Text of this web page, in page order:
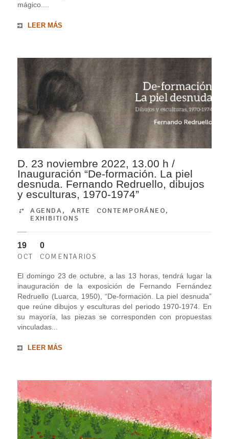
mágico....
LEER MÁS
D. 23 noviembre 2022, 13.00 h /
Inauguración “De-formación. La piel
desnuda. Fernando Redruello, dibujos
y esculturas, 1970-1974”
AGENDA,ARTE CONTEMPORÁNEO,
EXHIBITIONS
19
OCT
0
COMENTARIOS
El domingo 23 de octubre, a las 13 horas, tendrá lugar la
inauguración de la exposición de Fernando Fernández
Redruello (Luarca, 1950), “De-formación. La piel desnuda”
que reúne dibujos y esculturas del periodo 1970-1974. En
su mayoría, las piezas se corresponden con propuestas
vinculadas...
LEER MÁS